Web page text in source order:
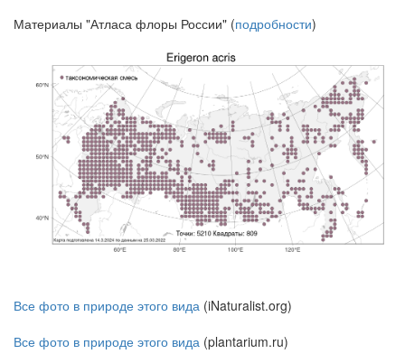
Материалы "Атласа флоры России" (подробности)
Все фото в природе этого вида (iNaturalist.org)
Все фото в природе этого вида (plantarium.ru)